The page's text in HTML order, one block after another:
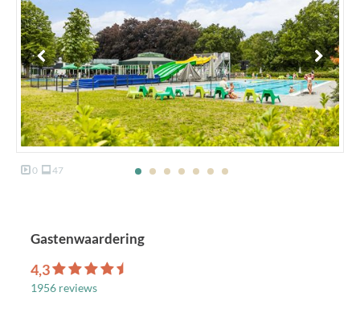
0 47
Gastenwaardering
4,3
1956 reviews